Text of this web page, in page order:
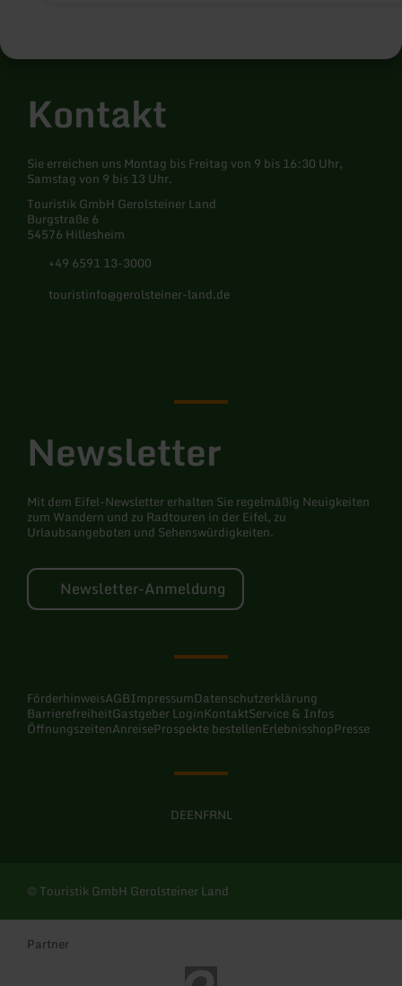
Kontakt
Sie erreichen uns Montag bis Freitag von 9 bis 16:30 Uhr,
Samstag von 9 bis 13 Uhr.
Touristik GmbH Gerolsteiner Land
Burgstraße 6
54576 Hillesheim
+49 6591 13-3000
touristinfo@gerolsteiner-land.de
Newsletter
Mit dem Eifel-Newsletter erhalten Sie regelmäßig Neuigkeiten
zum Wandern und zu Radtouren in der Eifel, zu
Urlaubsangeboten und Sehenswürdigkeiten.
Newsletter-Anmeldung
FörderhinweisAGBImpressumDatenschutzerklärung
BarrierefreiheitGastgeber LoginKontaktService & Infos
ÖffnungszeitenAnreiseProspekte bestellenErlebnisshopPresse
DEENFRNL
© Touristik GmbH Gerolsteiner Land
Partner
Eifel Tourismus